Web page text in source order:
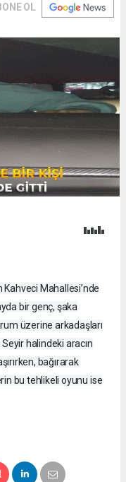
OL
Kahveci Mahallesi’nde
bir genç, şaka
üzerine arkadaşları
halindeki aracın
bağırarak
bu tehlikeli oyunu ise